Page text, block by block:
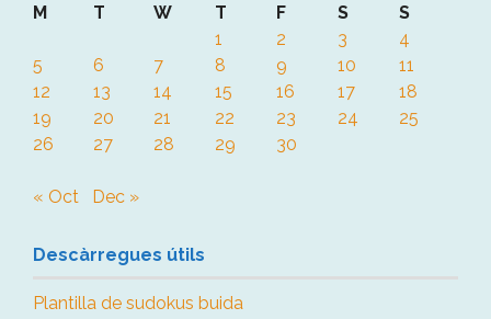
M
T W T F S
S
1
2 3
4
5
6 7 8 9 10
11
12
13 14 15 16 17
18
19
20 21 22 23 24
25
26
27 28 29 30
« Oct Dec »
Descàrregues útils
Plantilla de sudokus buida